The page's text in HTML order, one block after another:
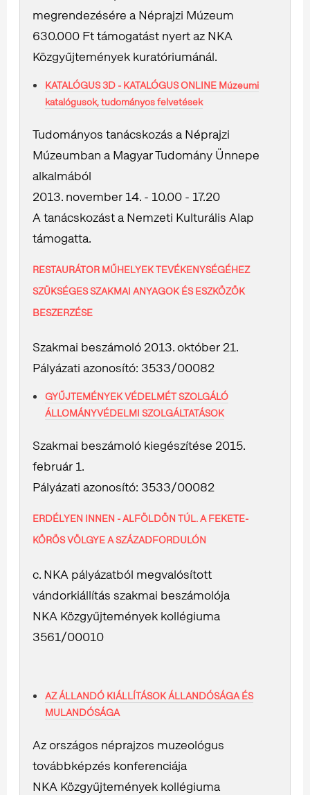
megrendezésére a Néprajzi Múzeum
630.000 Ft támogatást nyert az NKA
Közgyűjtemények kuratóriumánál.
KATALÓGUS 3D - KATALÓGUS ONLINE Múzeumi
katalógusok, tudományos felvetések
Tudományos tanácskozás a Néprajzi
Múzeumban a Magyar Tudomány Ünnepe
alkalmából
2013. november 14. - 10.00 - 17.20
A tanácskozást a Nemzeti Kulturális Alap
támogatta.
RESTAURÁTOR MŰHELYEK TEVÉKENYSÉGÉHEZ
SZÜKSÉGES SZAKMAI ANYAGOK ÉS ESZKÖZÖK
BESZERZÉSE
Szakmai beszámoló 2013. október 21.
Pályázati azonosító: 3533/00082
GYŰJTEMÉNYEK VÉDELMÉT SZOLGÁLÓ
ÁLLOMÁNYVÉDELMI SZOLGÁLTATÁSOK
Szakmai beszámoló kiegészítése 2015.
február 1.
Pályázati azonosító: 3533/00082
ERDÉLYEN INNEN - ALFÖLDÖN TÚL. A FEKETE-
KÖRÖS VÖLGYE A SZÁZADFORDULÓN
c. NKA pályázatból megvalósított
vándorkiállítás szakmai beszámolója
NKA Közgyűjtemények kollégiuma
3561/00010
AZ ÁLLANDÓ KIÁLLÍTÁSOK ÁLLANDÓSÁGA ÉS
MULANDÓSÁGA
Az országos néprajzos muzeológus
továbbképzés konferenciája
NKA Közgyűjtemények kollégiuma